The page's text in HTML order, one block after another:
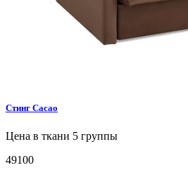
Стинг Cacao
Цена в ткани 5 группы
49100